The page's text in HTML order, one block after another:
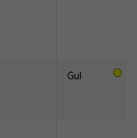
Gul